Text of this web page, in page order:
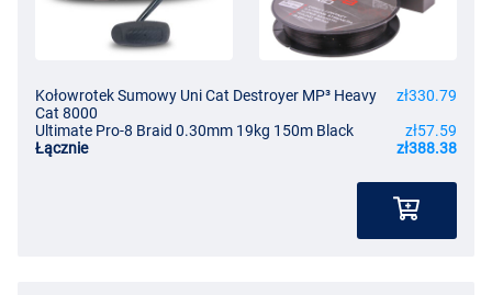
Kołowrotek Sumowy Uni Cat Destroyer MP³ Heavy
Cat 8000
zł330.79
Ultimate Pro-8 Braid 0.30mm 19kg 150m Black
zł57.59
Łącznie
zł388.38